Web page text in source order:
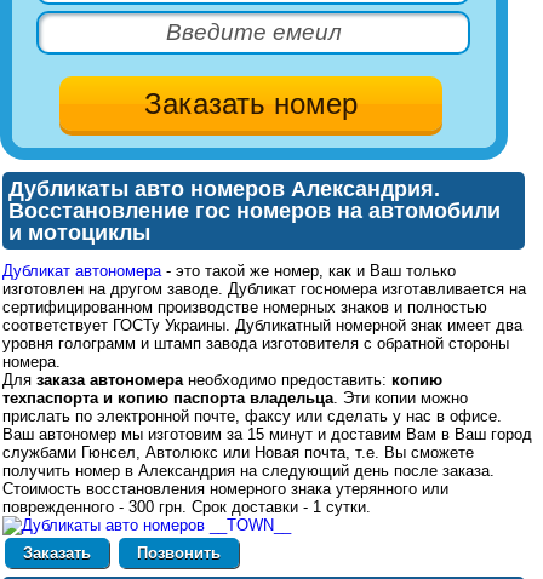
Дубликаты авто номеров Александрия.
Восстановление гос номеров на автомобили
и мотоциклы
Дубликат автономера - это такой же номер, как и Ваш только
изготовлен на другом заводе. Дубликат госномера изготавливается на
сертифицированном производстве номерных знаков и полностью
соответствует ГОСТу Украины. Дубликатный номерной знак имеет два
уровня голограмм и штамп завода изготовителя с обратной стороны
номера.
Для заказа автономера необходимо предоставить: копию
техпаспорта и копию паспорта владельца . Эти копии можно
прислать по электронной почте, факсу или сделать у нас в офисе.
Ваш автономер мы изготовим за 15 минут и доставим Вам в Ваш город
службами Гюнсел, Автолюкс или Новая почта, т.е. Вы сможете
получить номер в Александрия на следующий день после заказа.
Стоимость восстановления номерного знака утерянного или
поврежденного - 300 грн. Срок доставки - 1 сутки.
Позвонить